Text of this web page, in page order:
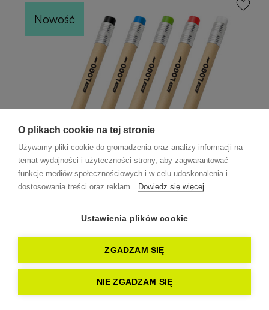
O plikach cookie na tej stronie
Używamy pliki cookie do gromadzenia oraz analizy informacji na
temat wydajności i użyteczności strony, aby zagwarantować
funkcje mediów społecznościowych i w celu udoskonalenia i
dostosowania treści oraz reklam.
Dowiedz się więcej
Ustawienia plików cookie
ZGADZAM SIĘ
NIE ZGADZAM SIĘ
Nowość
od: 0,60 zł